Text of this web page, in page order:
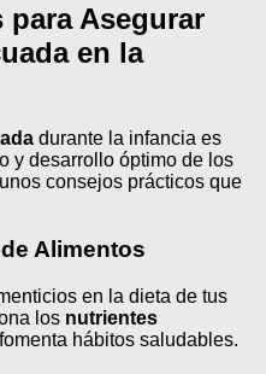
Asegurar
en la
durante la infancia es
y desarrollo óptimo de los
consejos prácticos que
Alimentos
en la dieta de tus
los nutrientes
hábitos saludables.